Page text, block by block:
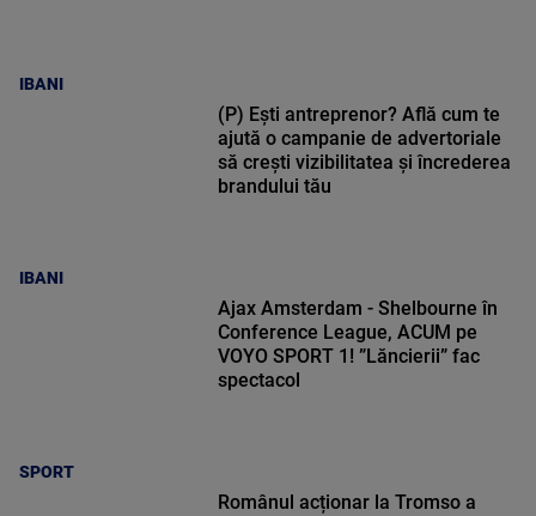
IBANI
IBANI
(P) Ești antreprenor? Află cum te
ajută o campanie de advertoriale
să crești vizibilitatea și încrederea
brandului tău
SPORT
Ajax Amsterdam - Shelbourne în
Conference League, ACUM pe
VOYO SPORT 1! ”Lăncierii” fac
spectacol
Românul acționar la Tromso a